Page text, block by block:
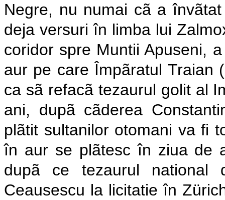
Negre, nu numai cã a
deja versuri în limba lui
coridor spre Muntii Apuseni,
aur pe care Împãratul Traian
ca sã refacã tezaurul golit al
ani, dupã cãderea
plãtit sultanilor otomani va fi
în aur se plãtesc în ziua de
dupã ce tezaurul
Ceausescu la licitatie în